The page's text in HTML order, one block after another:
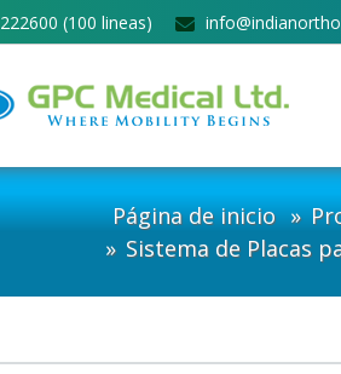
(100 lineas)
Página de inicio
Sistema de Placas